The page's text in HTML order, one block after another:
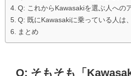
Q: これからKawasakiを選ぶ人への
Q: 既にKawasakiに乗っている人は
まとめ
Q: そもそも「